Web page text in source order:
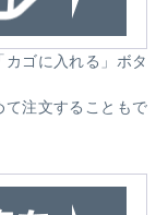
ゴに入れる」ボタ
注文することもで